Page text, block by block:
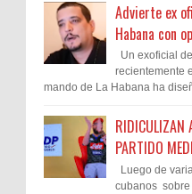
Advierte ex
Habana con
Un exoficial
recientemente
mando de La Habana ha
RIDICULIZAN
PARTIDO
Luego de
cubanos sobre